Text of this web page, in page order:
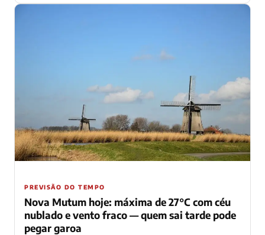
PREVISÃO DO TEMPO
Nova Mutum hoje: máxima de 27°C com céu
nublado e vento fraco — quem sai tarde pode
pegar garoa